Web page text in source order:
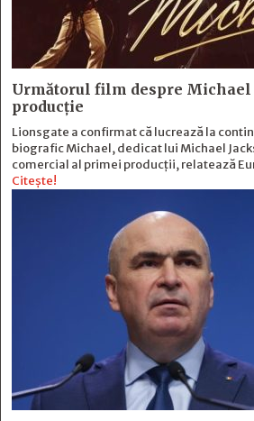
Următorul film despre Michael
producție
Lionsgate a confirmat că lucrează la
biografic Michael, dedicat lui Michael
comercial al primei producții, relatează
Citește!